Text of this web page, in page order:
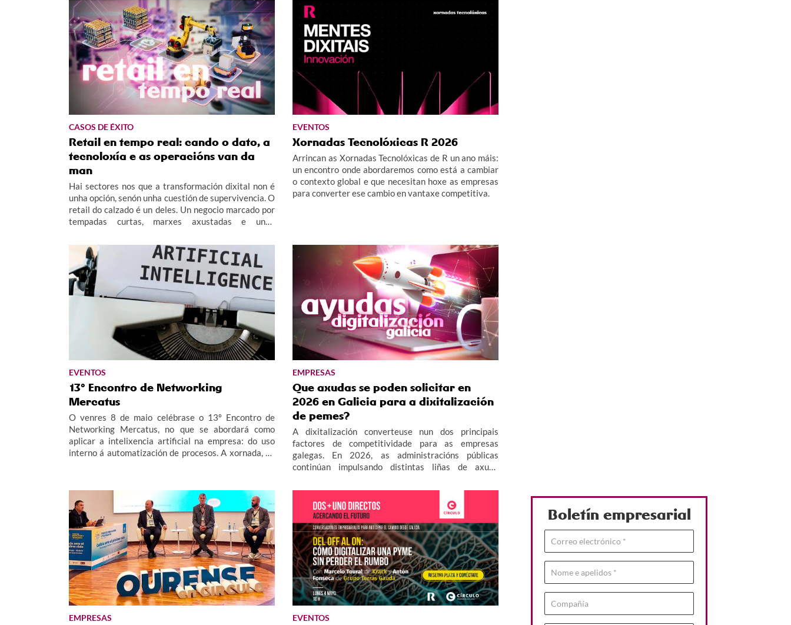
CASOS DE ÉXITO
Retail en tempo real: cando o dato, a
tecnoloxía e as operacións van da
man
Hai sectores nos que a transformación dixital non é
unha opción, senón unha cuestión de supervivencia. O
retail do calzado é un deles. Un negocio marcado por
tempadas curtas, marxes axustadas e unha
forma continua.
EVENTOS
Xornadas Tecnolóxicas R 2026
Arrincan as Xornadas Tecnolóxicas de R un ano máis:
un encontro onde abordaremos como está a cambiar
o contexto global e que necesitan hoxe as empresas
para converter ese cambio en vantaxe competitiva.
EVENTOS
13º Encontro de Networking
Mercatus
O venres 8 de maio celébrase o 13º Encontro de
Networking Mercatus, no que se abordará como
aplicar a intelixencia artificial na empresa: do uso
interno á automatización de procesos. A xornada, de
EMPRESAS
Que axudas se poden solicitar en
2026 en Galicia para a dixitalización
de pemes?
A dixitalización converteuse nun dos principais
factores de competitividade para as empresas
galegas. En 2026, as administracións públicas
continúan impulsando distintas liñas de axuda
dixitais e fomentar a innovación no tecido
empresarial, especialmente no ámbito das pemes.
EMPRESAS EVENTOS
Boletín empresarial